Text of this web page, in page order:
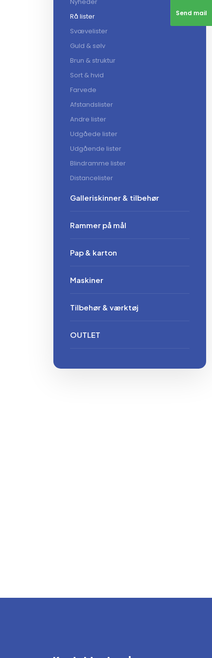
Send mail
Nyheder
Rå lister
Svævelister
Guld & sølv
Brun & struktur
Sort & hvid
Farvede
Afstandslister
Andre lister
Udgåede lister
Udgående lister
Blindramme lister
Distancelister
Galleriskinner & tilbehør
Rammer på mål
Pap & karton
Maskiner
Tilbehør & værktøj
OUTLET